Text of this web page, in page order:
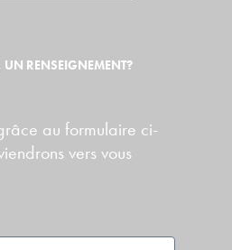
RENSEIGNEMENT?
au formulaire ci-
vers vous